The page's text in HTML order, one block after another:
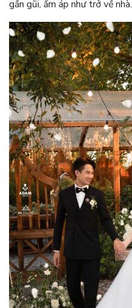
gần gũi, ấm áp như trở về nhà.